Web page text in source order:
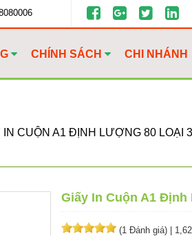
CHÍNH SÁCH CHI NHÁNH
IN CUỘN A1 ĐỊNH LƯỢNG 80 LOẠI
Giấy In Cuộn A1
(1 Đánh giá) |